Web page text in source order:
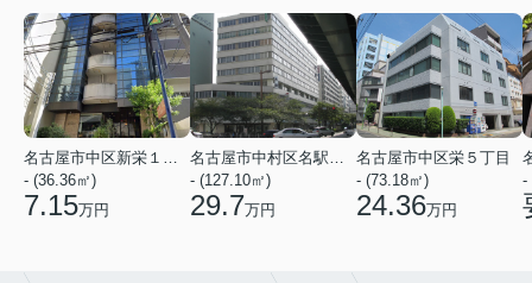
- (36.36㎡)
7.15万円
- (127.10㎡)
29.7万円
名古屋市中区栄５丁目
- (73.18㎡)
24.36万円
-